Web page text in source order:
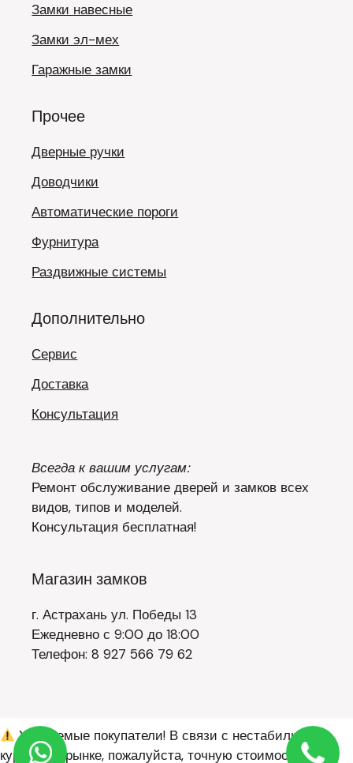
Замки навесные
Замки эл-мех
Гаражные замки
Прочее
Дверные ручки
Доводчики
Автоматические пороги
Фурнитура
Раздвижные системы
Дополнительно
Сервис
Доставка
Консультация
Всегда к вашим услугам:
Ремонт обслуживание дверей и замков всех
видов, типов и моделей.
Консультация бесплатная!
Магазин замков
г. Астрахань ул. Победы 13
Ежедневно с 9:00 до 18:00
Телефон: 8 927 566 79 62
Уважаемые покупатели! В связи с нестабильным
курсом на рынке, пожалуйста, точную стоимость